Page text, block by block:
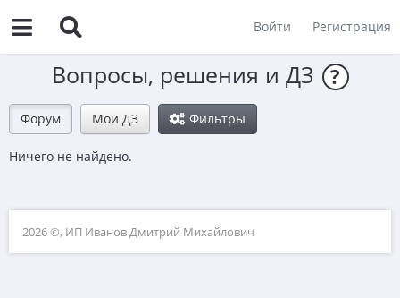
Войти Регистрация
Вопросы, решения и ДЗ ?
Форум Мои ДЗ Фильтры
Ничего не найдено.
2026 ©, ИП Иванов Дмитрий Михайлович